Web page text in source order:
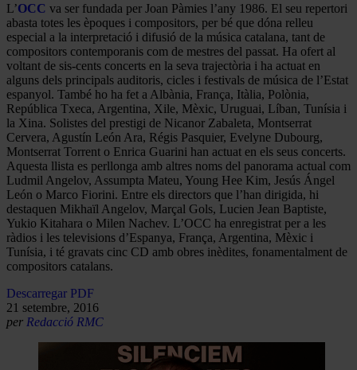
L’OCC va ser fundada per Joan Pàmies l’any 1986. El seu repertori
abasta totes les èpoques i compositors, per bé que dóna relleu
especial a la interpretació i difusió de la música catalana, tant de
compositors contemporanis com de mestres del passat. Ha ofert al
voltant de sis-cents concerts en la seva trajectòria i ha actuat en
alguns dels principals auditoris, cicles i festivals de música de l’Estat
espanyol. També ho ha fet a Albània, França, Itàlia, Polònia,
República Txeca, Argentina, Xile, Mèxic, Uruguai, Líban, Tunísia i
la Xina. Solistes del prestigi de Nicanor Zabaleta, Montserrat
Cervera, Agustín León Ara, Régis Pasquier, Evelyne Dubourg,
Montserrat Torrent o Enrica Guarini han actuat en els seus concerts.
Aquesta llista es perllonga amb altres noms del panorama actual com
Ludmil Angelov, Assumpta Mateu, Young Hee Kim, Jesús Ángel
León o Marco Fiorini. Entre els directors que l’han dirigida, hi
destaquen Mikhaïl Angelov, Marçal Gols, Lucien Jean Baptiste,
Yukio Kitahara o Milen Nachev. L’OCC ha enregistrat per a les
ràdios i les televisions d’Espanya, França, Argentina, Mèxic i
Tunísia, i té gravats cinc CD amb obres inèdites, fonamentalment de
compositors catalans.
Descarregar PDF
21 setembre, 2016
per Redacció RMC